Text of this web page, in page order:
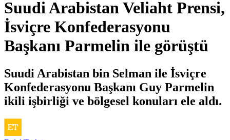
Suudi Arabistan Veliaht Prensi,
İsviçre Konfederasyonu
Başkanı Parmelin ile görüştü
Suudi Arabistan bin Selman ile İsviçre
Konfederasyonu Başkanı Guy Parmelin
ikili işbirliği ve bölgesel konuları ele aldı.